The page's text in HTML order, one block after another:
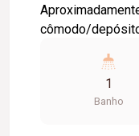
cômodo/
1
Banho